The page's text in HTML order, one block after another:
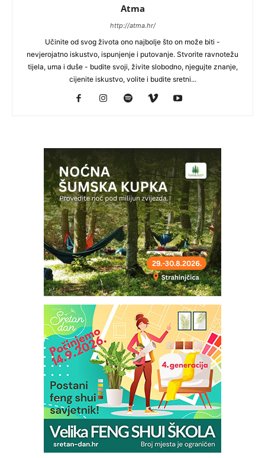
Atma
http://atma.hr/
Učinite od svog života ono najbolje što on može biti -
nevjerojatno iskustvo, ispunjenje i putovanje. Stvorite ravnotežu
tijela, uma i duše - budite svoji, živite slobodno, njegujte znanje,
cijenite iskustvo, volite i budite sretni...